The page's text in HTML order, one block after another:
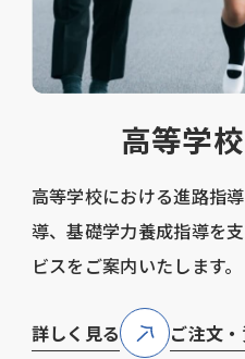
高等学
高等学校における進路指
導、基礎学力養成指導を
ビスをご案内いたします。
詳しく見る ご注文